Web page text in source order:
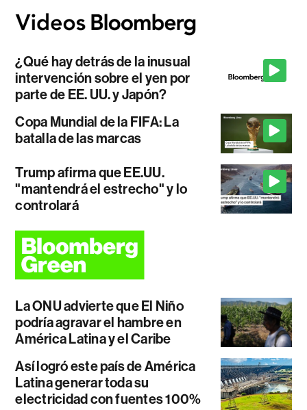
¿Qué hay detrás de la inusual
intervención sobre el yen por
parte de EE. UU. y Japón?
Copa Mundial de la FIFA: La
batalla de las marcas
Trump afirma que EE.UU.
"mantendrá el estrecho" y lo
controlará
La ONU advierte que El Niño
podría agravar el hambre en
América Latina y el Caribe
Así logró este país de América
Latina generar toda su
electricidad con fuentes 100%